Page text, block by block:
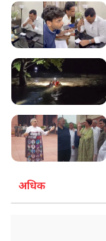
अधिक